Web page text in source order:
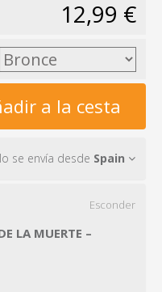
12,99 €
a la cesta
se envía desde Spain
Esconder
LA MUERTE –